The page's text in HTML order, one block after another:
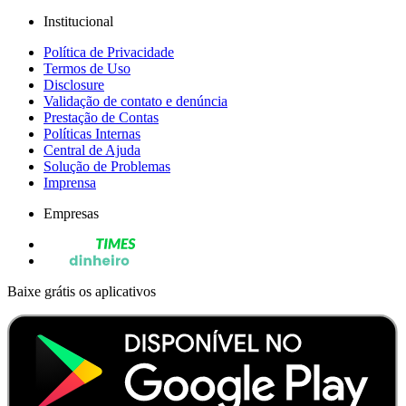
Institucional
Política de Privacidade
Termos de Uso
Disclosure
Validação de contato e denúncia
Prestação de Contas
Políticas Internas
Central de Ajuda
Solução de Problemas
Imprensa
Empresas
Baixe grátis os aplicativos